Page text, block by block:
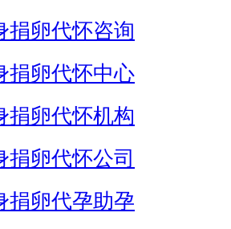
捐卵代怀咨询
捐卵代怀中心
捐卵代怀机构
捐卵代怀公司
捐卵代孕助孕